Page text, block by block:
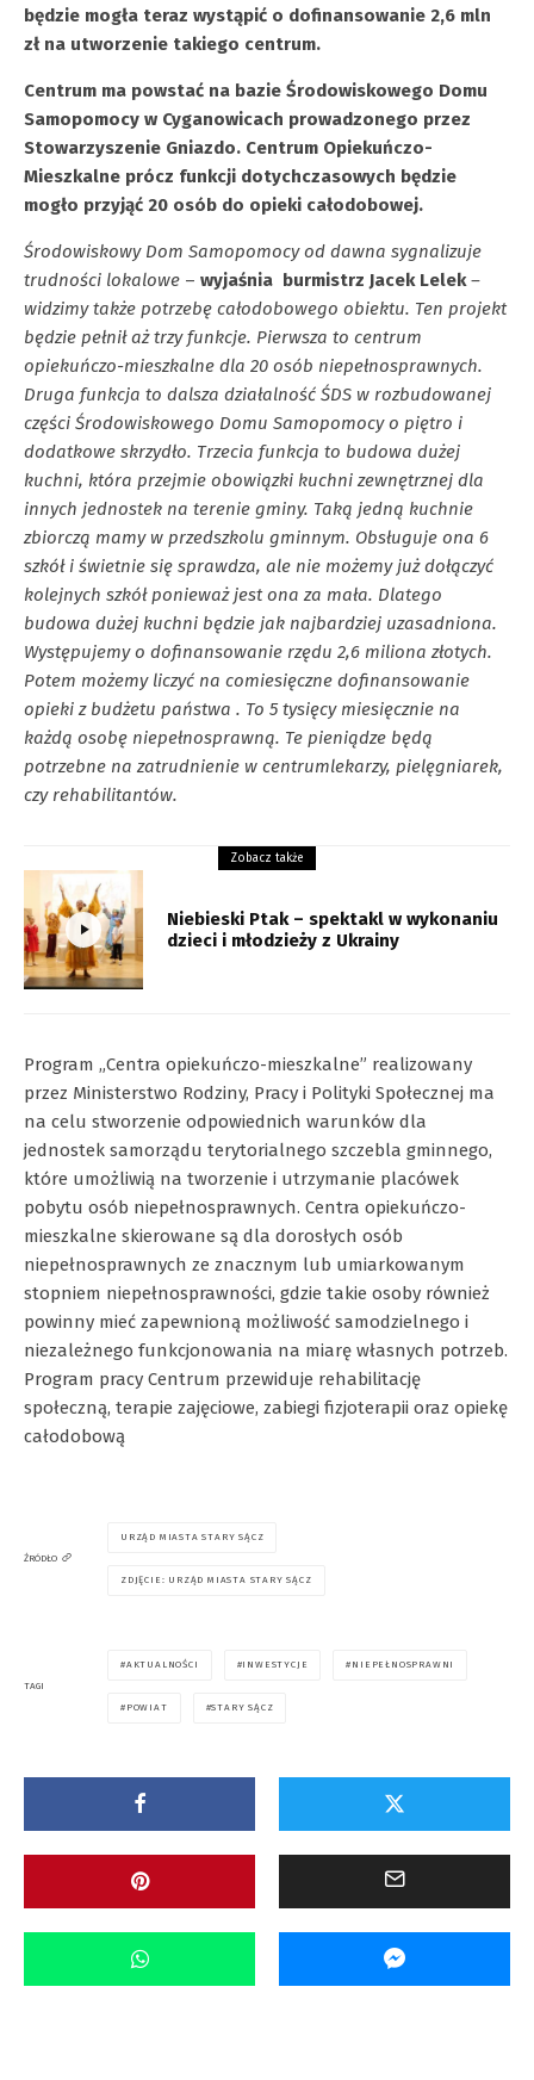
będzie mogła teraz wystąpić o dofinansowanie 2,6 mln
zł na utworzenie takiego centrum.
Centrum ma powstać na bazie Środowiskowego Domu
Samopomocy w Cyganowicach prowadzonego przez
Stowarzyszenie Gniazdo. Centrum Opiekuńczo-
Mieszkalne prócz funkcji dotychczasowych będzie
mogło przyjąć 20 osób do opieki całodobowej.
Środowiskowy Dom Samopomocy od dawna sygnalizuje
trudności lokalowe – wyjaśnia burmistrz Jacek Lelek –
widzimy także potrzebę całodobowego obiektu. Ten projekt
będzie pełnił aż trzy funkcje. Pierwsza to centrum
opiekuńczo-mieszkalne dla 20 osób niepełnosprawnych.
Druga funkcja to dalsza działalność ŚDS w rozbudowanej
części Środowiskowego Domu Samopomocy o piętro i
dodatkowe skrzydło. Trzecia funkcja to budowa dużej
kuchni, która przejmie obowiązki kuchni zewnętrznej dla
innych jednostek na terenie gminy. Taką jedną kuchnie
zbiorczą mamy w przedszkolu gminnym. Obsługuje ona 6
szkół i świetnie się sprawdza, ale nie możemy już dołączyć
kolejnych szkół ponieważ jest ona za mała. Dlatego
budowa dużej kuchni będzie jak najbardziej uzasadniona.
Występujemy o dofinansowanie rzędu 2,6 miliona złotych.
Potem możemy liczyć na comiesięczne dofinansowanie
opieki z budżetu państwa . To 5 tysięcy miesięcznie na
każdą osobę niepełnosprawną. Te pieniądze będą
potrzebne na zatrudnienie w centrumlekarzy, pielęgniarek,
czy rehabilitantów.
Zobacz także
Niebieski Ptak – spektakl w wykonaniu
dzieci i młodzieży z Ukrainy
Program „Centra opiekuńczo-mieszkalne” realizowany
przez Ministerstwo Rodziny, Pracy i Polityki Społecznej ma
na celu stworzenie odpowiednich warunków dla
jednostek samorządu terytorialnego szczebla gminnego,
które umożliwią na tworzenie i utrzymanie placówek
pobytu osób niepełnosprawnych. Centra opiekuńczo-
mieszkalne skierowane są dla dorosłych osób
niepełnosprawnych ze znacznym lub umiarkowanym
stopniem niepełnosprawności, gdzie takie osoby również
powinny mieć zapewnioną możliwość samodzielnego i
niezależnego funkcjonowania na miarę własnych potrzeb.
Program pracy Centrum przewiduje rehabilitację
społeczną, terapie zajęciowe, zabiegi fizjoterapii oraz opiekę
całodobową
ŹRÓDŁO
URZĄD MIASTA STARY SĄCZ
ZDJĘCIE: URZĄD MIASTA STARY SĄCZ
TAGI
AKTUALNOŚCI INWESTYCJE NIEPEŁNOSPRAWNI
POWIAT STARY SĄCZ